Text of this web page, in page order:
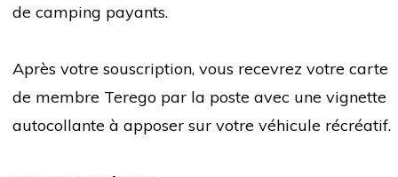
de camping payants.
Après votre souscription, vous recevrez votre carte
de membre Terego par la poste avec une vignette
autocollante à apposer sur votre véhicule récréatif.